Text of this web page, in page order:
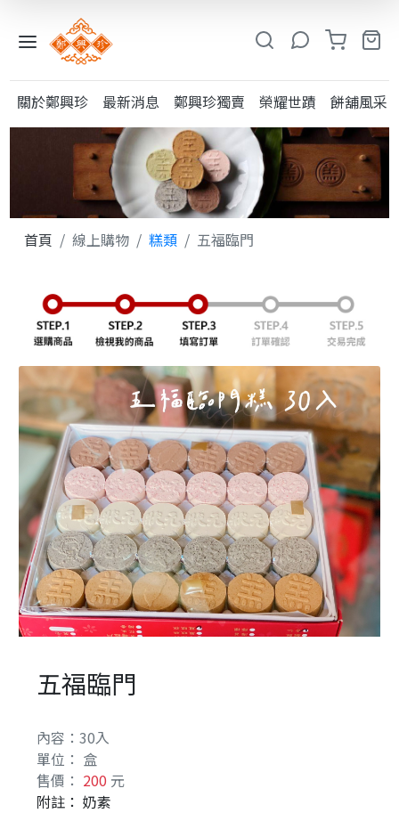
小
類
類
其
酥
餅
古
早
味
食
の
記
憶
中
禮
賞
列
關於鄭興珍 最新消息 鄭興珍獨賣 榮耀世蹟 餅舖風采
首頁 線上購物 糕類 五福臨門
五福臨門
內容：30入
單位： 盒
售價： 200 元
附註： 奶素